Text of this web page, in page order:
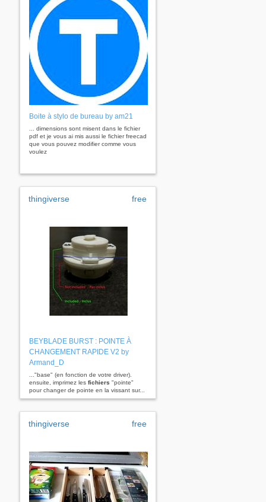
Boite à stylo de bureau by am21
... dimensions sont misent dans le fichier
pdf et je vous ai mis aussi le fichier freecad
que vous pouvez modifier comme vous
voulez
thingiverse free
BEYBLADE BURST : POINTE À
CHANGEMENT RAPIDE V2 by
Armand_D
..."base" (en fonction de votre driver).
ensuite, imprimez les fichiers "pointe"
pour changer de pointe en la vissant sur...
thingiverse free